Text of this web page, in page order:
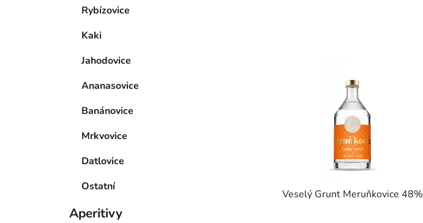
Rybízovice
Kaki
Jahodovice
Ananasovice
Banánovice
Mrkvovice
Datlovice
Ostatní
Aperitivy
Veselý Grunt Meruňkovice 48%